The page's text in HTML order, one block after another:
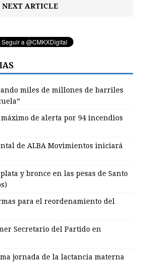
NEXT ARTICLE
miles de millones de barriles
de alerta por 94 incendios
de ALBA Movimientos iniciará
y bronce en las pesas de Santo
para el reordenamiento del
Secretario del Partido en
jornada de la lactancia materna